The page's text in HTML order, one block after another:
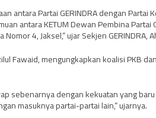
antara Partai GERINDRA dengan Partai
antara KETUM Dewan Pembina Partai
4, Jaksel,” ujar Sekjen GERINDRA,
Fawaid, mengungkapkan koalisi PKB
sebenarnya dengan kekuatan yang
masuknya partai-partai lain,” ujarnya.